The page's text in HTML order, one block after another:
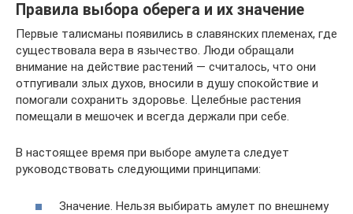
Правила выбора оберега и их значение
Первые талисманы появились в славянских племенах, где
существовала вера в язычество. Люди обращали
внимание на действие растений — считалось, что они
отпугивали злых духов, вносили в душу спокойствие и
помогали сохранить здоровье. Целебные растения
помещали в мешочек и всегда держали при себе.
В настоящее время при выборе амулета следует
руководствовать следующими принципами:
Значение. Нельзя выбирать амулет по внешнему